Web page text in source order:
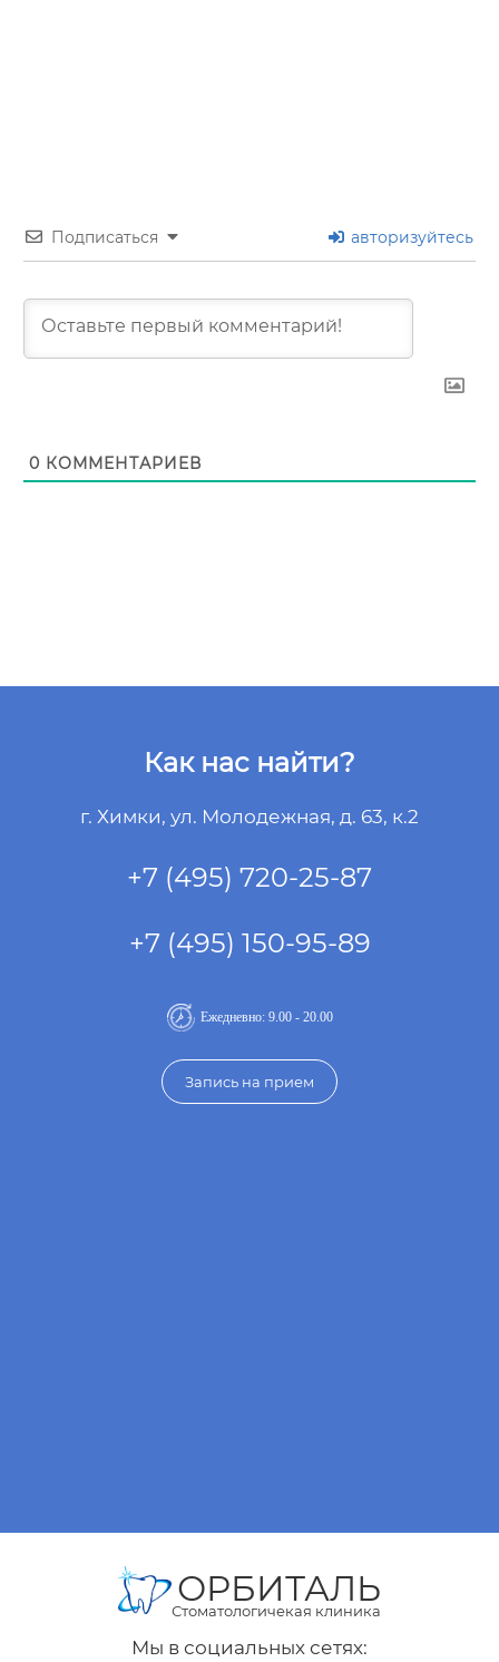
Подписаться авторизуйтесь
0 КОММЕНТАРИЕВ
Как нас найти?
г. Химки, ул. Молодежная, д. 63, к.2
+7 (495) 720-25-87
+7 (495) 150-95-89
Ежедневно: 9.00 - 20.00
Запись на прием
ОРБИТАЛЬ
Стоматологичекая клиника
Мы в социальных сетях: